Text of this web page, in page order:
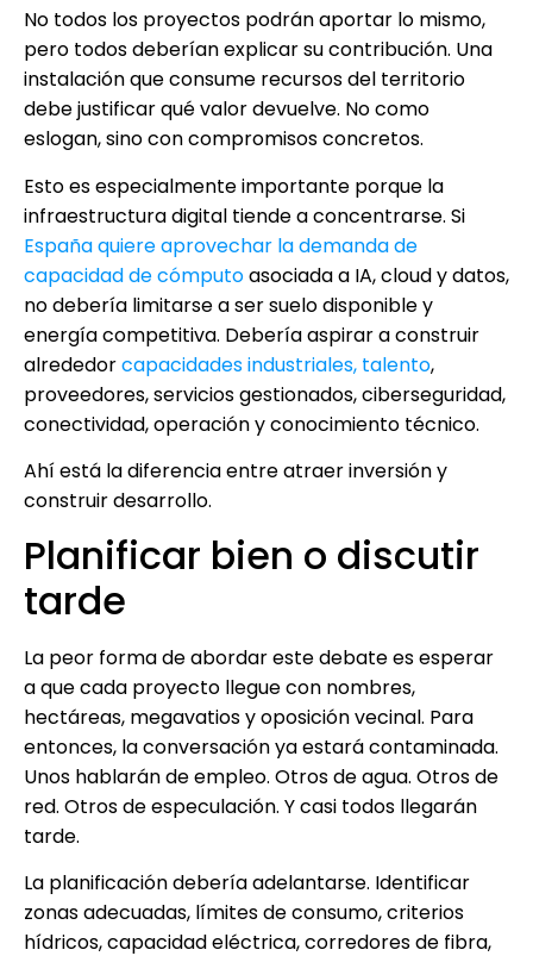
No todos los proyectos podrán aportar lo mismo,
pero todos deberían explicar su contribución. Una
instalación que consume recursos del territorio
debe justificar qué valor devuelve. No como
eslogan, sino con compromisos concretos.
Esto es especialmente importante porque la
infraestructura digital tiende a concentrarse. Si
España quiere aprovechar la demanda de
capacidad de cómputoasociada a IA, cloud y datos,
no debería limitarse a ser suelo disponible y
energía competitiva. Debería aspirar a construir
alrededorcapacidades industriales, talento,
proveedores, servicios gestionados, ciberseguridad,
conectividad, operación y conocimiento técnico.
Ahí está la diferencia entre atraer inversión y
construir desarrollo.
Planificar bien o discutir
tarde
La peor forma de abordar este debate es esperar
a que cada proyecto llegue con nombres,
hectáreas, megavatios y oposición vecinal. Para
entonces, la conversación ya estará contaminada.
Unos hablarán de empleo. Otros de agua. Otros de
red. Otros de especulación. Y casi todos llegarán
tarde.
La planificación debería adelantarse. Identificar
zonas adecuadas, límites de consumo, criterios
hídricos, capacidad eléctrica, corredores de fibra,